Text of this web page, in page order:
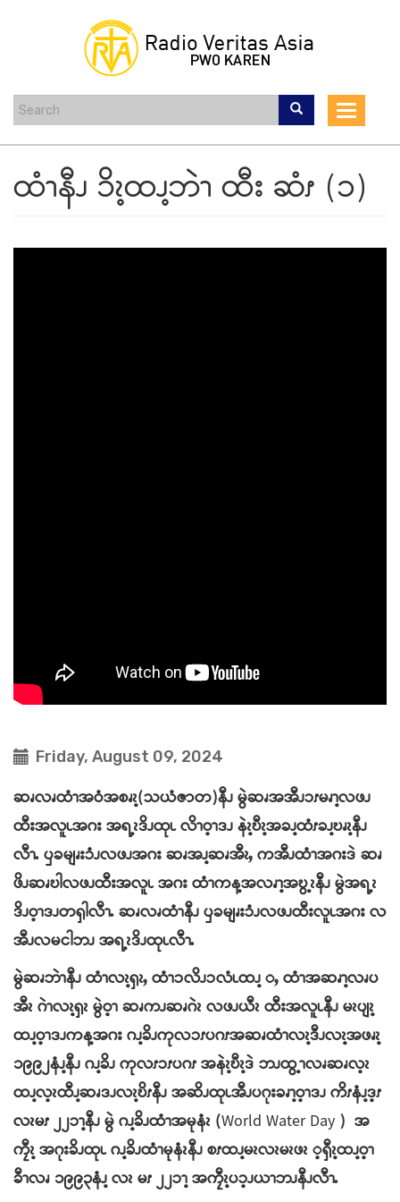
content
Toggle
ထံၫနီၪ ၥိၩ့ထၪ့ဘဲၫ ထီး ဆံၭ (၁)
Friday, August 09, 2024
ဆၧလၧထံၫအဝံအစၧၩ့(သယံဇာတ)နီၪ မွဲဆၧအအီၪၥၭမၧၫ့လဖၪ
ထီးအလူၬအဂး အရ့ၩဒိၪထုၬ လိၫဝ့ၫဒၪ နဲၩ့ဎီၩ့အခၪ့ထံၭခၪ့ဎၧၩ့နီၪ
လီၫႉ ၦခမျၧးၥံၪလဖၪအဂး ဆၧအၪ့ဆၧအီၩႇ ကအီၪထံၫအဂးဒဲ ဆၧ
ဖိၪဆၧဎါလဖၪထီးအလူၬ အဂး ထံၫကန့အလၧၫ့အဎွ့ၩနီၪ မွဲအရ့ၩ
ဒိၪဝ့ၫဒၪတၡါလီၫႉ ဆၧလၧထံၫနီၪ ၦခမျၧးၥံၪလဖၪထီးလူၬအဂး လ
အီၪလမငါဘၪ အရ့ၩဒိၪထုၬလီၫႉ
မွဲဆၧဘဲၫနီၪ ထံၫလၩ့ၡၩႇ ထံၫၥလိၪၥလံၬထၪ့ ႇ ထံၫအဆၧၫ့လၧပ
အီၩ ဂဲၫလၩ့ၡၩ မွဲဝ့ၫ ဆၧကၪဆၧဂဲၩ လဖၪယီၩ ထီးအလူၬနီၪ မၩပျၩ့
ထၪ့ဝ့ၫဒၪကန့အဂး ဂၪ့ခိၪကုလၥၭပဂၭအဆၧထံၫလၩ့ဒီၪလၩ့အဖၧၩ့
၁၉၉၂နံၪ့နီၪ ဂၪ့ခိၪ ကုလၭၥၭပဂၭ အနဲၩ့ဎီၩ့ဒဲ ဘၪထွ့ၫလၧဆၧလ့ၩ
ထၪ့လ့ၩထီၪ့ဆၧဒၪလၩ့ဎိၭနီၪ အဆိၪထုၬအီၪပဂုးခၧၫ့ဝ့ၫဒၪ ကိၭနံၪ့ဒ့ၭ
လၩမၭ ၂၂ၥၫ့နီၪ မွဲ ဂၪ့ခိၪထံၫအမုနံၩ (World Water Day) အ
ကၠီၩ့ အဂုးခိၪထုၬ ဂၪ့ခိၪထံၫမုနံၩနီၪ စၭထၪ့မၩလၩမၩဖၩ ့ၡီၩ့ထၪ့ဝ့ၫ
ခီၫလၧ ၁၉၉၃နံၪ့ လၩ မၭ ၂၂ၥၫ့ အကၠီၩ့ပၥ့ၪယၫဘၪနီၪလီၫႉ